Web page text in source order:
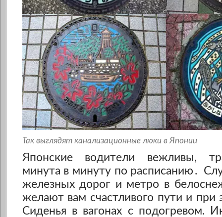
Так выглядят канализационные люки в Японии
Японские водители вежливы,
минута в минуту по расписанию .
железных дорог и метро в
желают вам счастливого пути и при
Сиденья в вагонах с подогревом.